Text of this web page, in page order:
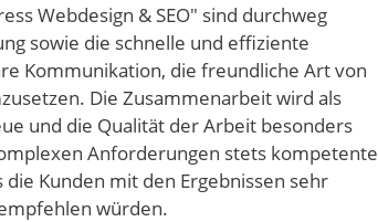
Webdesign & SEO" sind durchweg
sowie die schnelle und effiziente
Kommunikation, die freundliche Art von
Die Zusammenarbeit wird als
und die Qualität der Arbeit besonders
Anforderungen stets kompetente
Kunden mit den Ergebnissen sehr
würden.